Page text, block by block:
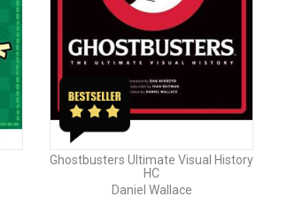
Ghostbusters Ultimate Visual History
HC
Daniel Wallace